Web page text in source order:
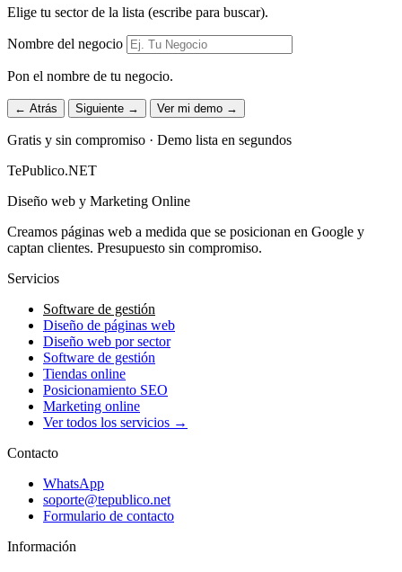
Elige tu sector de la lista (escribe para buscar).
Nombre del negocio
Pon el nombre de tu negocio.
← Atrás Siguiente → Ver mi demo →
Gratis y sin compromiso · Demo lista en segundos
TePublico.NET
Diseño web y Marketing Online
Creamos páginas web a medida que se posicionan en Google y
captan clientes. Presupuesto sin compromiso.
Servicios
Software de gestión
Diseño de páginas web
Diseño web por sector
Software de gestión
Tiendas online
Posicionamiento SEO
Marketing online
Ver todos los servicios →
Contacto
WhatsApp
soporte@tepublico.net
Formulario de contacto
Información